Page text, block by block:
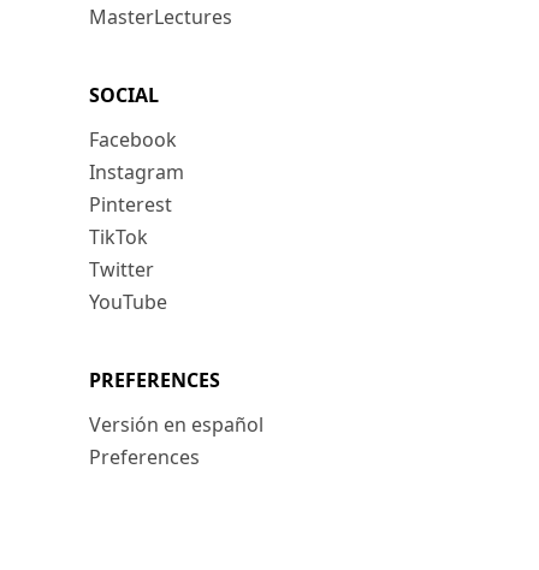
MasterLectures
SOCIAL
Facebook
Instagram
Pinterest
TikTok
Twitter
YouTube
PREFERENCES
Versión en español
Preferences